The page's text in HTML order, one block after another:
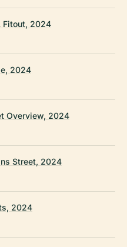
Fitout, 2024
2024
Overview, 2024
Street, 2024
2024